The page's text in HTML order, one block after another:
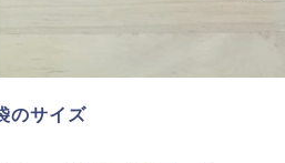
のサイズ